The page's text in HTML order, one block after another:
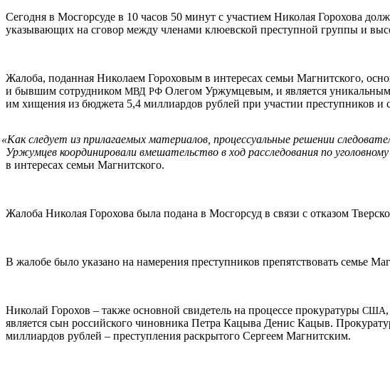
Сегодня в Мосгорсуде в 10 часов 50 минут с участием Николая Горохова
указывающих на сговор между членами клюевской преступной группы и
Жалоба, поданная Николаем Гороховым в интересах семьи Магнитского,
и бывшим сотрудником МВД РФ Олегом Уржумцевым, и является уникальным
им хищения из бюджета 5,4 миллиардов рублей при участии преступников и
«Как следует из прилагаемых материалов, процессуальные решении
Уржумцев координировали вмешательство в ход расследования по
в интересах семьи Магнитского.
Жалоба Николая Горохова была подана в Мосгорсуд в связи с отказом
В жалобе было указано на намерения преступников препятствовать семье
Николай Горохов – также основной свидетель на процессе прокуратуры США
является сын российского чиновника Петра Кацыва Денис Кацыв.
миллиардов рублей – преступления раскрытого Сергеем Магнитским.